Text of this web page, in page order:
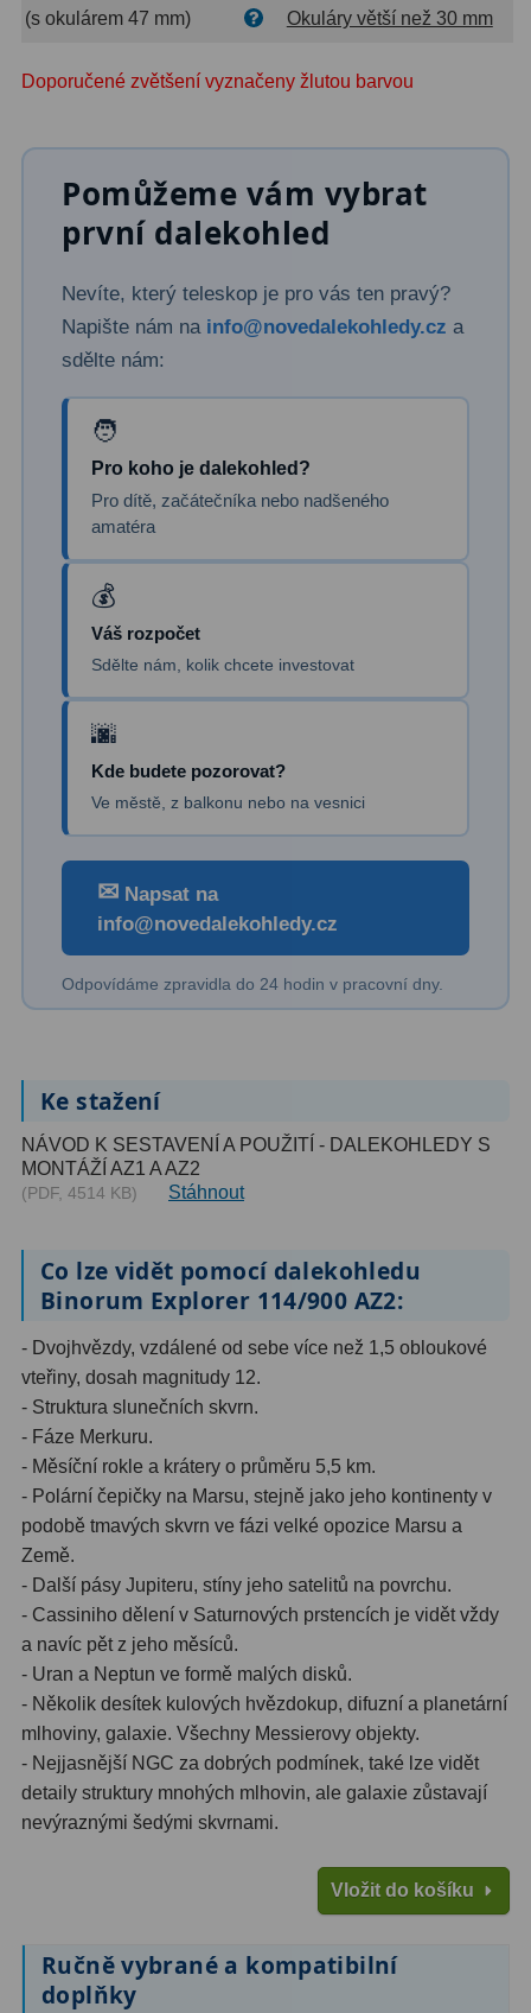
Mikroskopy76
33
Digitální10
Příslušenství mikroskopů
Kamery3
Preparáty2
Sklíčka8
Mikroskopicke sady
Meteostanice 52
Pokročilé5
Profesionální9
Čidla2
Teploměry a vlhkoměry
Foto stativy10
Ostatní 179
Lupy69
Dárkové poukazy29
Kufry a tašky
Bazar11
Dalekohledy 8
Okuláry1
Ostatní 2
(s okulárem 47 mm)
Okuláry větší než 30 mm
Doporučené zvětšení vyznačeny žlutou barvou
Pomůžeme vám vybrat
první dalekohled
Nevíte, který teleskop je pro vás ten pravý?
Napište nám na info@novedalekohledy.cz a
sdělte nám:
Pro koho je dalekohled?
Pro dítě, začátečníka nebo nadšeného
amatéra
Váš rozpočet
Sdělte nám, kolik chcete investovat
Kde budete pozorovat?
Ve městě, z balkonu nebo na vesnici
✉ Napsat na
info@novedalekohledy.cz
Odpovídáme zpravidla do 24 hodin v pracovní dny.
Ke stažení
NÁVOD K SESTAVENÍ A POUŽITÍ - DALEKOHLEDY S
MONTÁŽÍ AZ1 A AZ2
(PDF, 4514 KB) Stáhnout
Co lze vidět pomocí dalekohledu
Binorum Explorer 114/900 AZ2:
- Dvojhvězdy, vzdálené od sebe více než 1,5 obloukové
vteřiny, dosah magnitudy 12.
- Struktura slunečních skvrn.
- Fáze Merkuru.
- Měsíční rokle a krátery o průměru 5,5 km.
- Polární čepičky na Marsu, stejně jako jeho kontinenty v
podobě tmavých skvrn ve fázi velké opozice Marsu a
Země.
- Další pásy Jupiteru, stíny jeho satelitů na povrchu.
- Cassiniho dělení v Saturnových prstencích je vidět vždy
a navíc pět z jeho měsíců.
- Uran a Neptun ve formě malých disků.
- Několik desítek kulových hvězdokup, difuzní a planetární
mlhoviny, galaxie. Všechny Messierovy objekty.
- Nejjasnější NGC za dobrých podmínek, také lze vidět
detaily struktury mnohých mlhovin, ale galaxie zůstavají
nevýraznými šedými skvrnami.
Vložit do košíku
Ručně vybrané a kompatibilní
doplňky